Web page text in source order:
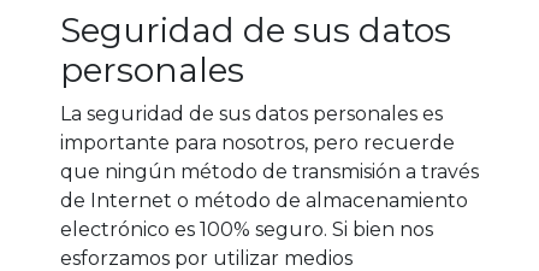
Seguridad de sus datos
personales
La seguridad de sus datos personales es
importante para nosotros, pero recuerde
que ningún método de transmisión a través
de Internet o método de almacenamiento
electrónico es 100% seguro. Si bien nos
esforzamos por utilizar medios